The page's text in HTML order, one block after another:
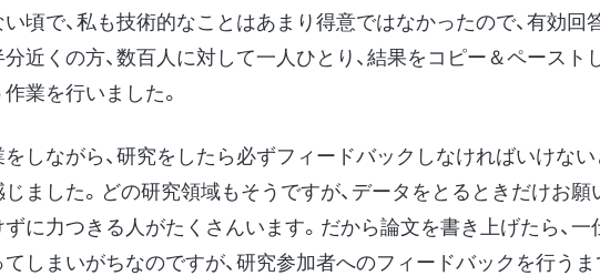
い頃で、私も技術的なことはあまり得意ではなかったので、有効回
分近くの方、数百人に対して一人ひとり、結果をコピー＆ペースト
業を行いました。
しながら、研究をしたら必ずフィードバックしなければいけな
ました。どの研究領域もそうですが、データをとるときだけお願
ずに力つきる人がたくさんいます。だから論文を書き上げたら、一
しまいがちなのですが、研究参加者へのフィードバックを行う